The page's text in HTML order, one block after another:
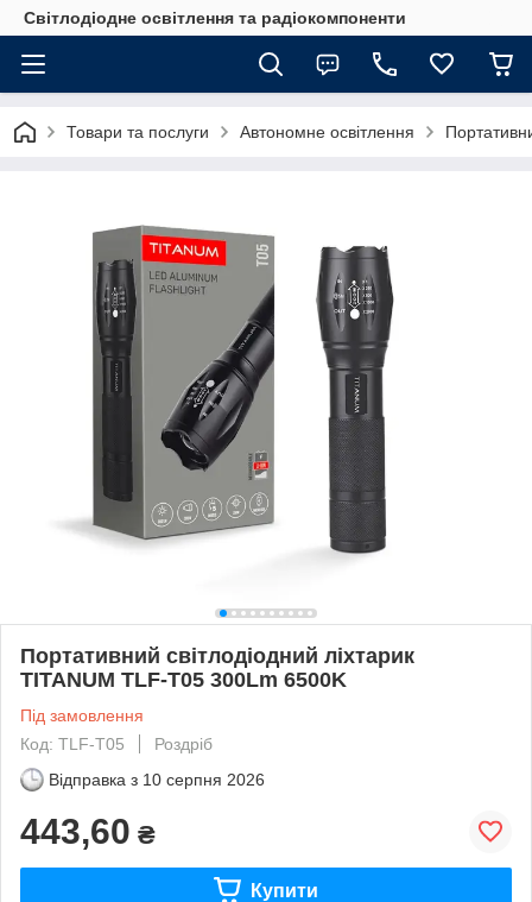
Світлодіодне освітлення та радіокомпоненти
Товари та послуги Автономне освітлення
Портативний світлодіодний ліхтарик
TITANUM TLF-T05 300Lm 6500K
Під замовлення
Код: TLF-T05
Роздріб
Відправка з 10 серпня 2026
443,60 ₴
Купити